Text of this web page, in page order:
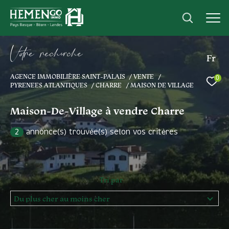
Fr
0
Vore recece
AGENCE IMMOBILIÈRE SAINT-PALAIS
VENTE
PYRENEES ATLANTIQUES
CHARRE MAISON DE VILLAGE
Maison-De-Village à vendre Charre
2 annonce(s) trouvée(s) selon vos critères
Tri par
Du plus cher au moins cher
Effectuer une recherche
et trouver le bien qui correspond à vos
critères
Type
d'offre
Acheter
Type
de
bien
Type de bien